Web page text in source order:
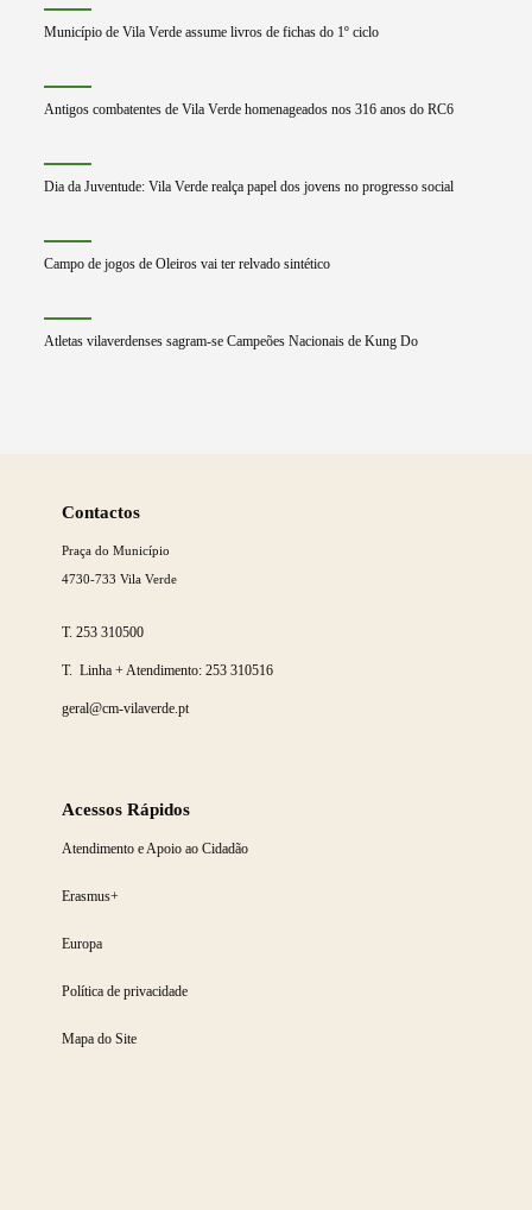
Município de Vila Verde assume livros de fichas do 1º ciclo
Antigos combatentes de Vila Verde homenageados nos 316 anos do RC6
Dia da Juventude: Vila Verde realça papel dos jovens no progresso social
Campo de jogos de Oleiros vai ter relvado sintético
Atletas vilaverdenses sagram-se Campeões Nacionais de Kung Do
Contactos
Praça do Município
4730-733 Vila Verde
T.253 310500
T. Linha + Atendimento: 253 310516
geral@cm-vilaverde.pt
Acessos Rápidos
Atendimento e Apoio ao Cidadão
Erasmus+
Europa
Política de privacidade
Mapa do Site